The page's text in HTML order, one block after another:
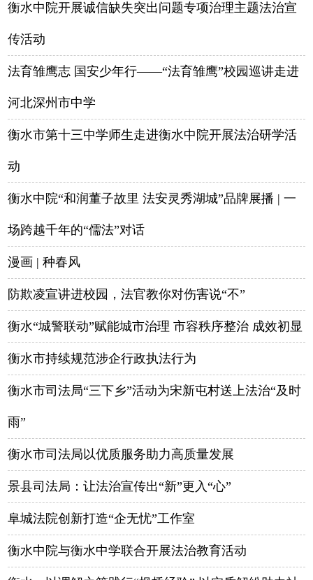
衡水中院开展诚信缺失突出问题专项治理主题法治宣
传活动
法育雏鹰志 国安少年行——“法育雏鹰”校园巡讲走进
河北深州市中学
衡水市第十三中学师生走进衡水中院开展法治研学活
动
衡水中院“和润董子故里 法安灵秀湖城”品牌展播 | 一
场跨越千年的“儒法”对话
漫画 | 种春风
防欺凌宣讲进校园，法官教你对伤害说“不”
衡水“城警联动”赋能城市治理 市容秩序整治 成效初显
衡水市持续规范涉企行政执法行为
衡水市司法局“三下乡”活动为宋新屯村送上法治“及时
雨”
衡水市司法局以优质服务助力高质量发展
景县司法局：让法治宣传出“新”更入“心”
阜城法院创新打造“企无忧”工作室
衡水中院与衡水中学联合开展法治教育活动